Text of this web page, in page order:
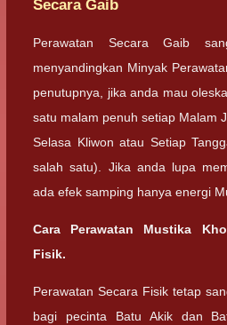
Secara Gaib
Perawatan Secara Gaib
menyandingkan Minyak
penutupnya, jika anda mau
satu malam penuh setiap Malam
Selasa Kliwon atau Setiap
salah satu). Jika anda lupa
ada efek samping hanya energi
Cara Perawatan Mustika
Fisik.
Perawatan Secara Fisik tetap
bagi pecinta Batu Akik dan